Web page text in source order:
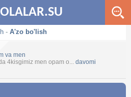
- A'zo bo'lish
va men
4kisgimiz men opam o... davomi